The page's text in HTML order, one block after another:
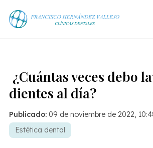
¿Cuántas veces debo
dientes al día?
Publicado: 09 de noviembre de 2022,
Estética dental